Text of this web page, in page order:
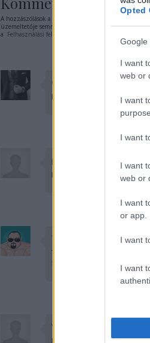
Opted
Google
I want
web or
I want
I want
I want
web or
I want
or app.
I want
I want
A hozzászólások a
üzemeltetője semmilyen felelősséget nem vállal,
a Felhasználási feltételekben
GentleSpecter
Hóóóóógyne! :D
pythonozok
Hülye. :D
Taurusz
Továbbá az, hogy nem
fogadtak pizza házhoz
VI. LENIN
Meg tudom erősíteni a